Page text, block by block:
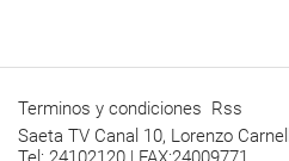
Terminos y condiciones Rss
Saeta TV Canal 10, Lorenzo